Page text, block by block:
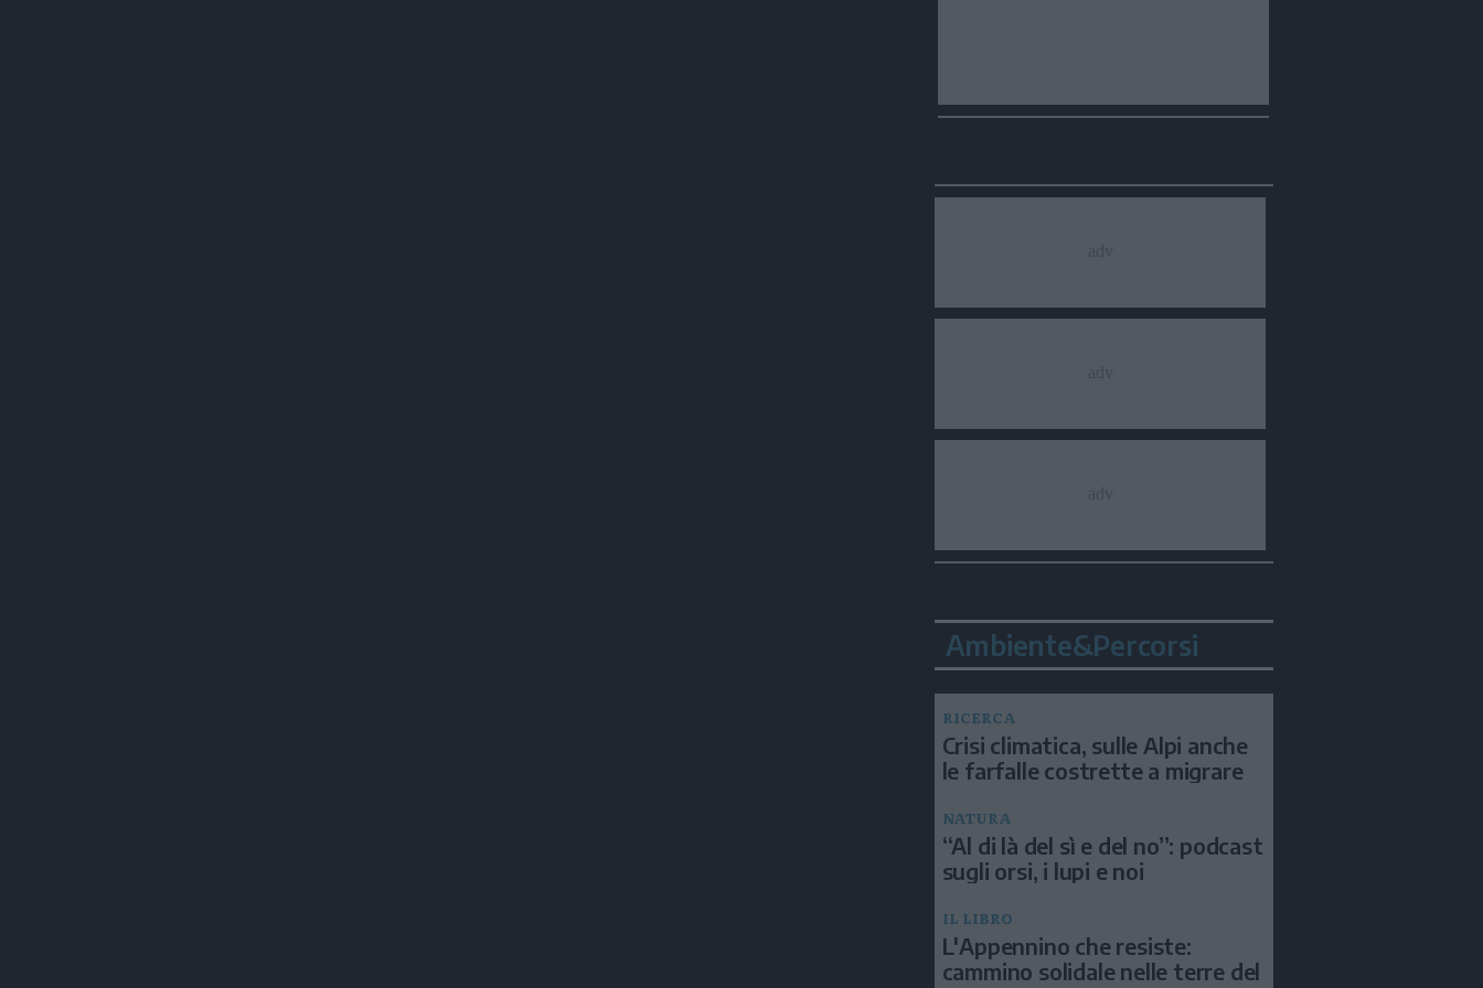
Ambiente&Percorsi
RICERCA
Crisi climatica, sulle Alpi anche
le farfalle costrette a migrare
NATURA
“Al di là del sì e del no”: podcast
sugli orsi, i lupi e noi
IL LIBRO
L'Appennino che resiste:
cammino solidale nelle terre del